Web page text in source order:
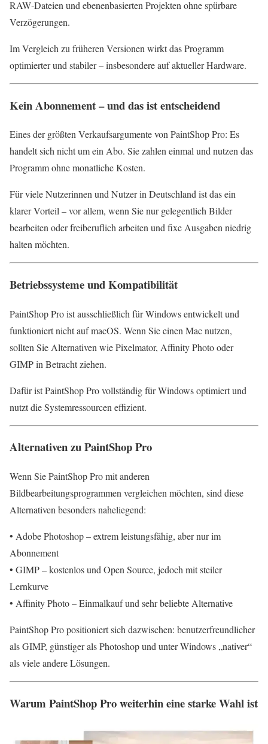
RAW‑Dateien und ebenenbasierten Projekten ohne spürbare
Verzögerungen.
Im Vergleich zu früheren Versionen wirkt das Programm
optimierter und stabiler – insbesondere auf aktueller Hardware.
Kein Abonnement – und das ist entscheidend
Eines der größten Verkaufsargumente von PaintShop Pro: Es
handelt sich nicht um ein Abo. Sie zahlen einmal und nutzen das
Programm ohne monatliche Kosten.
Für viele Nutzerinnen und Nutzer in Deutschland ist das ein
klarer Vorteil – vor allem, wenn Sie nur gelegentlich Bilder
bearbeiten oder freiberuflich arbeiten und fixe Ausgaben niedrig
halten möchten.
Betriebssysteme und Kompatibilität
PaintShop Pro ist ausschließlich für Windows entwickelt und
funktioniert nicht auf macOS. Wenn Sie einen Mac nutzen,
sollten Sie Alternativen wie Pixelmator, Affinity Photo oder
GIMP in Betracht ziehen.
Dafür ist PaintShop Pro vollständig für Windows optimiert und
nutzt die Systemressourcen effizient.
Alternativen zu PaintShop Pro
Wenn Sie PaintShop Pro mit anderen
Bildbearbeitungsprogrammen vergleichen möchten, sind diese
Alternativen besonders naheliegend:
• Adobe Photoshop – extrem leistungsfähig, aber nur im
Abonnement
• GIMP – kostenlos und Open Source, jedoch mit steiler
Lernkurve
• Affinity Photo – Einmalkauf und sehr beliebte Alternative
PaintShop Pro positioniert sich dazwischen: benutzerfreundlicher
als GIMP, günstiger als Photoshop und unter Windows „nativer“
als viele andere Lösungen.
Warum PaintShop Pro weiterhin eine starke Wahl ist